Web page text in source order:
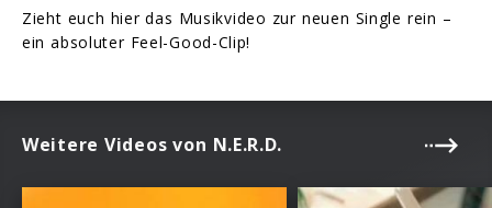
Zieht euch hier das Musikvideo zur neuen Single rein –
ein absoluter Feel-Good-Clip!
Weitere Videos von N.E.R.D.